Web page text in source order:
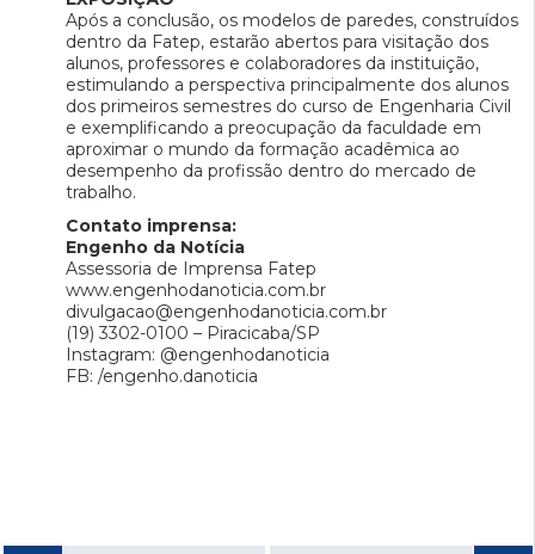
Após a conclusão, os modelos de paredes, construídos
dentro da Fatep, estarão abertos para visitação dos
alunos, professores e colaboradores da instituição,
estimulando a perspectiva principalmente dos alunos
dos primeiros semestres do curso de Engenharia Civil
e exemplificando a preocupação da faculdade em
aproximar o mundo da formação acadêmica ao
desempenho da profissão dentro do mercado de
trabalho.
Contato imprensa:
Engenho da Notícia
Assessoria de Imprensa Fatep
www.engenhodanoticia.com.br
divulgacao@engenhodanoticia.com.br
(19) 3302-0100 – Piracicaba/SP
Instagram: @engenhodanoticia
FB: /engenho.danoticia